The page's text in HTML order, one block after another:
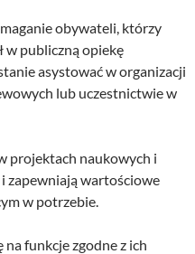
obywateli, którzy
w publiczną opiekę
asystować w organizacji
lub uczestnictwie w
projektach naukowych i
zapewniają wartościowe
w potrzebie.
funkcje zgodne z ich